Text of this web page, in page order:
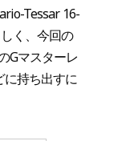
Tessar 16-
く、今回の
Gマスターレ
に持ち出すに